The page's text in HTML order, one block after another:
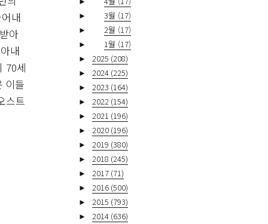
내
아
내
70세
이들
스트
►
3월 (17)
►
2월 (17)
►
1월 (17)
►
2025 (208)
►
2024 (225)
►
2023 (164)
►
2022 (154)
►
2021 (196)
►
2020 (196)
►
2019 (380)
►
2018 (245)
►
2017 (71)
►
2016 (500)
►
2015 (793)
►
2014 (636)